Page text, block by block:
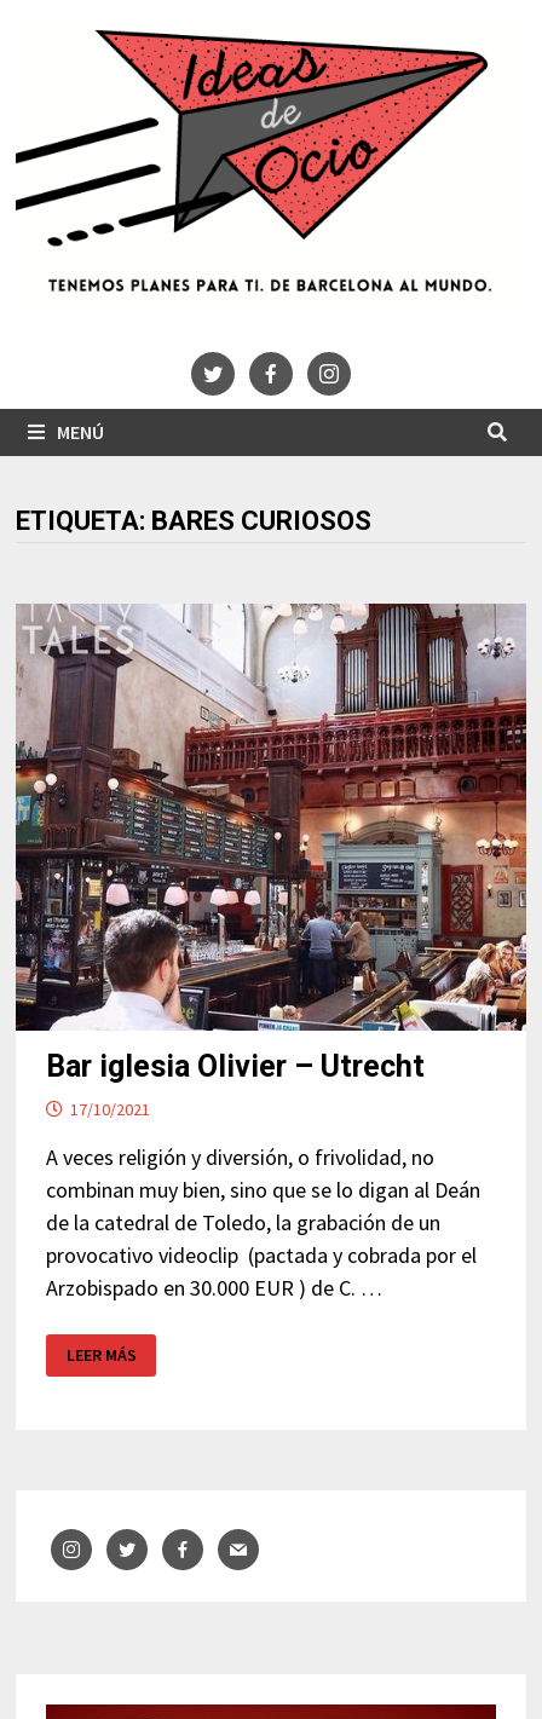
MENÚ
ETIQUETA: BARES CURIOSOS
Bar iglesia Olivier – Utrecht
17/10/2021
A veces religión y diversión, o frivolidad, no
combinan muy bien, sino que se lo digan al Deán
de la catedral de Toledo, la grabación de un
provocativo videoclip (pactada y cobrada por el
Arzobispado en 30.000 EUR ) de C. …
IGLESIA
OLIVIER
LEER MÁS